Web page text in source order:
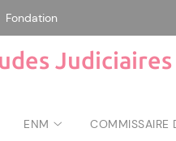
Fondation
Judiciaires
ENM COMMISSAIRE